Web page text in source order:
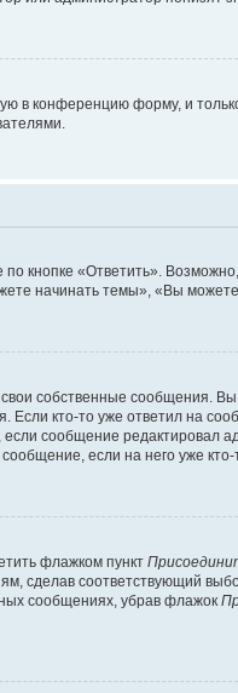
в конференцию форму, и
«Ответить».
начинать темы», «Вы
собственные сообщения.
Если кто-то уже ответил на
сообщение редактировал
если на него уже кто-
флажком пункт
сделав соответствующий
сообщениях, убрав флажок